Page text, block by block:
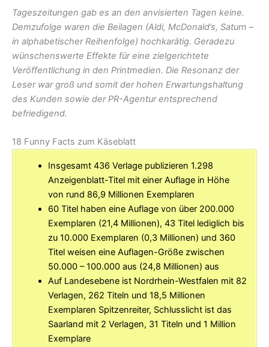
Tageszeitungen gab es an den anvisierten Tagen keine.
Demzufolge waren die Beilagen (Aldi, McDonald’s, Saturn –
in alphabetischer Reihenfolge) hochkarätig. Geradezu
wünschenswerte Effekte für eine zielgerichtete
Veröffentlichung in den Printmedien. Die Resonanz der
Leser war groß und somit der hohen Erwartungshaltung
des Kunden sowie der PR-Agentur entsprechend
befriedigend.
18 Funny Facts zum Käseblatt
Insgesamt 436 Verlage publizieren 1.298
Anzeigenblatt-Titel mit einer Auflage in Höhe
von rund 86,9 Millionen Exemplaren
60 Titel haben eine Auflage von über 200.000
Exemplaren (21,4 Millionen), 43 Titel lediglich bis
zu 10.000 Exemplaren (0,3 Millionen) und 360
Titel weisen eine Auflagen-Größe zwischen
50.000 – 100.000 aus (24,8 Millionen) aus
Auf Landesebene ist Nordrhein-Westfalen mit 82
Verlagen, 262 Titeln und 18,5 Millionen
Exemplaren Spitzenreiter, Schlusslicht ist das
Saarland mit 2 Verlagen, 31 Titeln und 1 Million
Exemplare